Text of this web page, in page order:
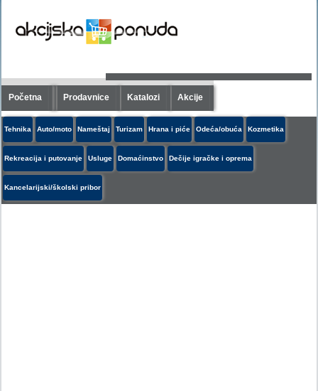
Početna Prodavnice Katalozi Akcije
Tehnika Auto/moto Nameštaj Turizam Hrana i piće Odeća/obuća Kozmetika
Rekreacija i putovanje Usluge Domaćinstvo Dečije igračke i oprema
Kancelarijski/školski pribor